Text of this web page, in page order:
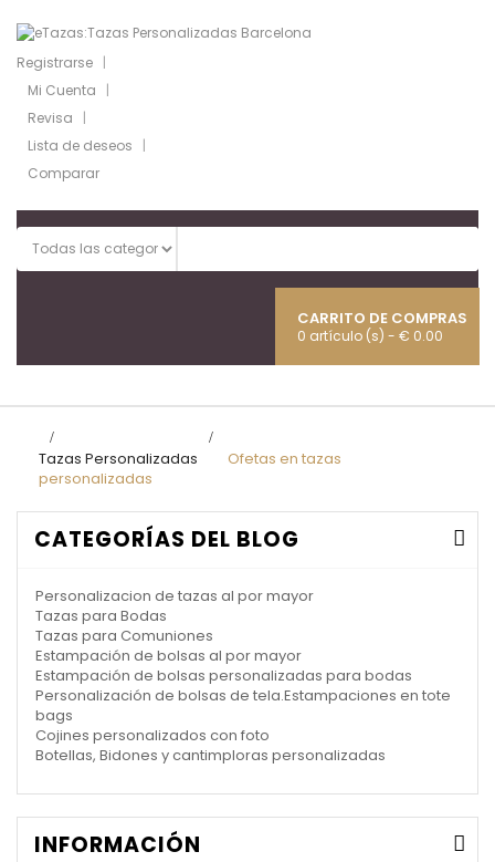
Registrarse
Mi Cuenta
Revisa
Lista de deseos
Comparar
CARRITO DE COMPRAS
0 artículo (s) - € 0.00
>
Tazas Personalizadas
Ofetas en tazas
personalizadas
CATEGORÍAS DEL BLOG
Personalizacion de tazas al por mayor
Tazas para Bodas
Tazas para Comuniones
Estampación de bolsas al por mayor
Estampación de bolsas personalizadas para bodas
Personalización de bolsas de tela.Estampaciones en tote
bags
Cojines personalizados con foto
Botellas, Bidones y cantimploras personalizadas
INFORMACIÓN